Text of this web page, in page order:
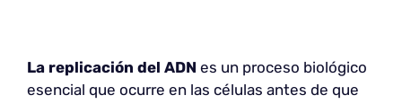
La replicación del ADN es un proceso biológico
esencial que ocurre en las células antes de que